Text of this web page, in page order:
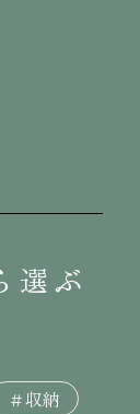
選ぶ
＃収納